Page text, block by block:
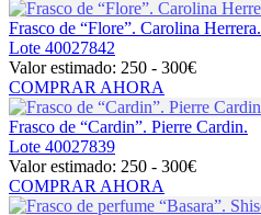
Frasco de “Flore”. Carolina Herrera.
Lote 40027842
Valor estimado: 250 - 300€
COMPRAR AHORA
Frasco de “Cardin”. Pierre Cardin.
Lote 40027839
Valor estimado: 250 - 300€
COMPRAR AHORA